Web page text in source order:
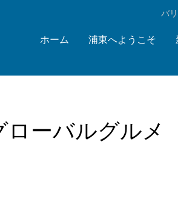
バ
ホーム 浦東へようこそ
ーバルグルメ